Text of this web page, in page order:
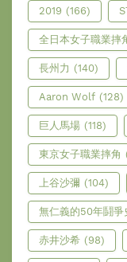
2019 (166)
全日本女子職業摔
長州力 (140)
Aaron Wolf (128)
巨人馬場 (118)
東京女子職業摔角
上谷沙彌 (104)
無仁義的50年鬪爭
赤井沙希 (98)